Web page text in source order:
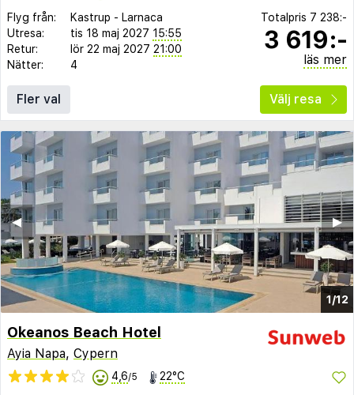
Flyg från: Kastrup - Larnaca
Utresa:
tis 18 maj 2027 15:55
Retur:
lör 22 maj 2027 21:00
Nätter:
4
Totalpris 7 238:-
3 619:-
läs mer
Fler val Välj resa
1/12
▶︎
◀︎
Okeanos Beach Hotel
Ayia Napa, Cypern
4,6/5 22°C